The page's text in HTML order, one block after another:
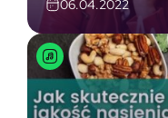
06.04.2022